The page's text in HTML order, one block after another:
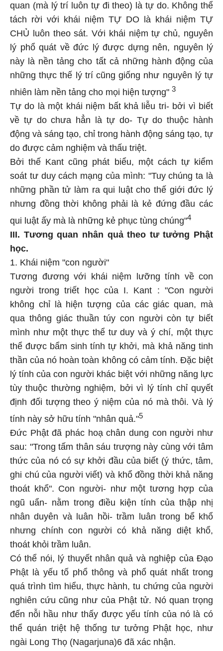
quan (mà lý trí luôn tự đi theo) là tự do. Không thể
tách rời với khái niệm TỰ DO là khái niệm TỰ
CHỦ luôn theo sát. Với khái niệm tự chủ, nguyên
lý phổ quát về đức lý được dựng nên, nguyên lý
này là nền tảng cho tất cả những hành động của
những thực thế lý trí cũng giống như nguyên lý tự
nhiên làm nền tảng cho mọi hiện tượng" 3
Tự do là một khái niệm bất khả liễu tri- bởi vì biết
về tự do chưa hẳn là tự do- Tự do thuộc hành
động và sáng tạo, chỉ trong hành động sáng tạo, tự
do được cảm nghiệm và thấu triệt.
Bởi thế Kant cũng phát biểu, một cách tự kiểm
soát tư duy cách mạng của mình: "Tuy chúng ta là
những phần tử làm ra qui luật cho thế giới đức lý
nhưng đồng thời không phải là kẻ đứng đầu các
qui luật ấy mà là những kẻ phục tùng chúng"4
III. Tương quan nhân quả theo tư tưởng Phật
học.
1. Khái niệm "con người"
Tương đương với khái niệm lưỡng tính về con
người trong triết học của I. Kant : "Con người
không chỉ là hiện tượng của các giác quan, mà
qua thông giác thuần túy con người còn tự biết
mình như một thực thể tư duy và ý chí, một thực
thể được bẩm sinh tính tự khởi, mà khả năng tinh
thần của nó hoàn toàn không có cảm tính. Đặc biệt
lý tính của con người khác biệt với những năng lực
tùy thuộc thường nghiệm, bởi vì lý tính chỉ quyết
định đối tượng theo ý niệm của nó mà thôi. Và lý
tính này sở hữu tính "nhân quả."5
Đức Phật đã phác hoạ chân dung con người như
sau: "Trong tấm thân sáu trượng này cùng với tâm
thức của nó có sự khởi đầu của biết (ý thức, tâm,
ghi chú của người viết) và khổ đồng thời khả năng
thoát khổ". Con người- như một tương hợp của
ngũ uẩn- nằm trong điều kiện tính của thập nhị
nhân duyên và luân hồi- trầm luân trong bể khổ
nhưng chính con người có khả năng diệt khổ,
thoát khỏi trầm luân.
Có thể nói, lý thuyết nhân quả và nghiệp của Đạo
Phật là yếu tố phổ thông và phổ quát nhất trong
quá trình tìm hiểu, thực hành, tu chứng của người
nghiên cứu cũng như của Phật tử. Nó quan trọng
đến nỗi hầu như thấy được yếu tính của nó là có
thể quán triệt hệ thống tư tưởng Phật học, như
ngài Long Thọ (Nagarjuna)6 đã xác nhận.